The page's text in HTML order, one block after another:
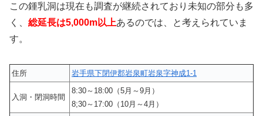
この鍾乳洞は現在も調査が継続されており未知の部分も多
く、 総延長は5,000m以上あるのでは、と考えられていま
す。
住所 岩手県下閉伊郡岩泉町岩泉字神成1-1
入洞・閉洞時間
8:30～18:00（5月～9月）
8;30～17:00（10月～4月）